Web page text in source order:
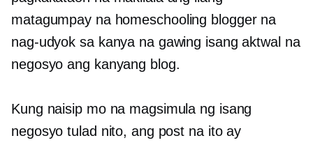
matagumpay na homeschooling blogger na
nag-udyok sa kanya na gawing isang aktwal na
negosyo ang kanyang blog.
Kung naisip mo na magsimula ng isang
negosyo tulad nito, ang post na ito ay